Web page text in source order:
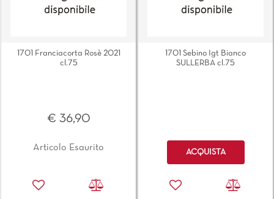
1701 Franciacorta Rosè 2021
cl.75
€ 36,90
Articolo Esaurito
1701 Sebino Igt Bianco
SULLERBA cl.75
Quantità
ACQUISTA